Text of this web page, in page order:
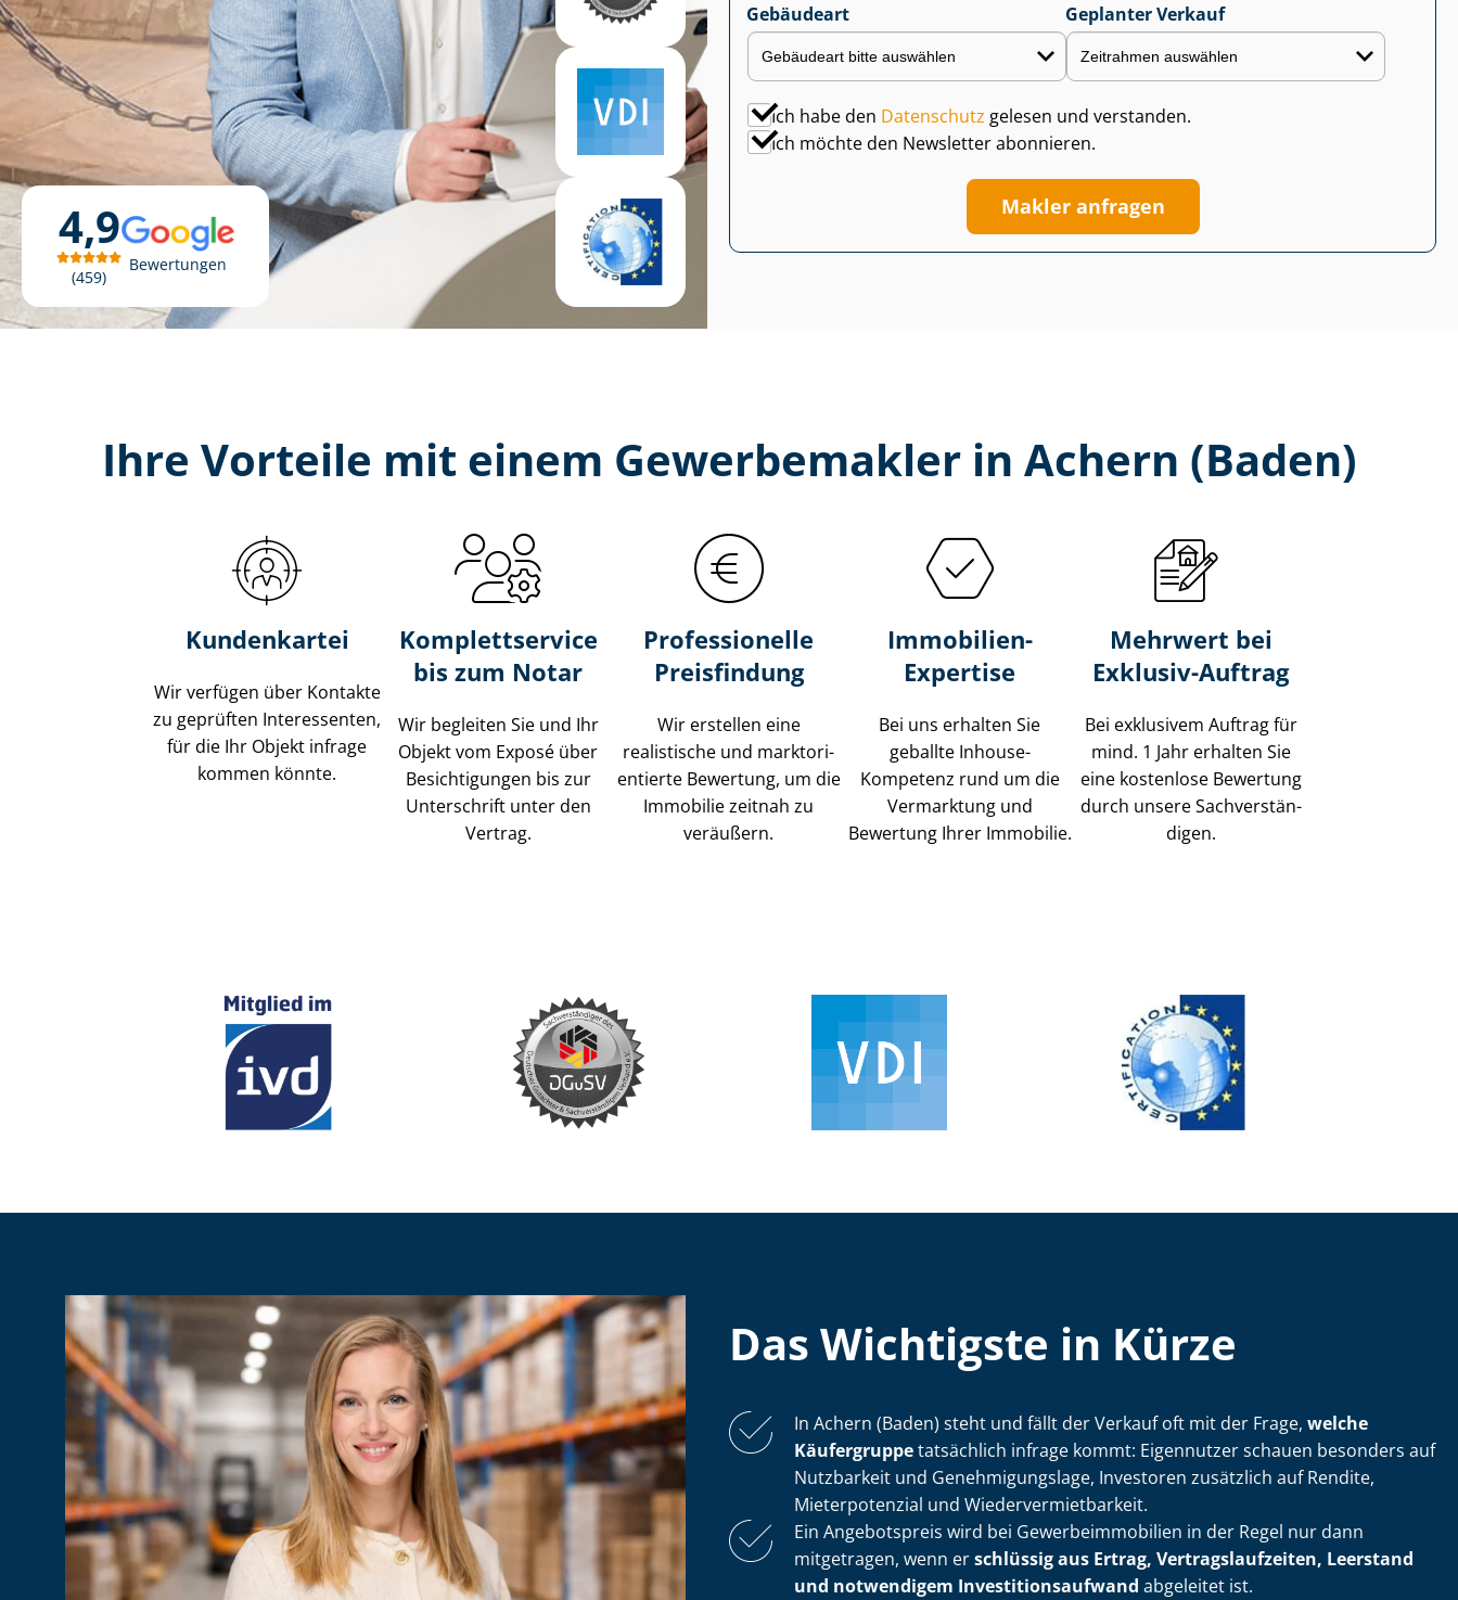
4,9
459
Bewertungen
Gebäudeart Geplanter Verkauf
Ich habe den Datenschutz gelesen und verstanden.
Ich möchte den Newsletter abonnieren.
Makler anfragen
Ihre Vorteile mit einem Gewerbemakler in Achern (Baden)
Kundenkartei
Wir verfügen über Kontakte
zu geprüften Interessenten,
für die Ihr Objekt infrage
kommen könnte.
Komplettservice
bis zum Notar
Wir begleiten Sie und Ihr
Objekt vom Exposé über
Besichtigungen bis zur
Unterschrift unter den
Vertrag.
Professionelle
Preisfindung
Wir erstellen eine
realistische und markt­ori­
en­tier­te Bewertung, um die
Immobilie zeitnah zu
veräußern.
Immobilien-
Expertise
Bei uns erhalten Sie
geballte Inhouse-
Kompetenz rund um die
Vermarktung und
Bewertung Ihrer Immobilie.
Mehrwert bei
Exklusiv-Auftrag
Bei exklusivem Auftrag für
mind. 1 Jahr erhalten Sie
eine kostenlose Bewertung
durch unsere Sach­ver­stän­
di­gen.
Das Wichtigste in Kürze
In Achern (Baden) steht und fällt der Verkauf oft mit der Frage, welche
Käufergruppetatsächlich infrage kommt: Eigennutzer schauen besonders auf
Nutzbarkeit und Ge­neh­mi­gungs­la­ge, Investoren zusätzlich auf Rendite,
Mieterpotenzial und Wie­der­ver­miet­bar­keit.
Ein Angebotspreis wird bei Ge­wer­be­im­mo­bi­li­en in der Regel nur dann
mitgetragen, wenn erschlüssig aus Ertrag, Ver­trags­lauf­zei­ten, Leerstand
und notwendigem In­ves­ti­ti­ons­auf­wand abgeleitet ist.